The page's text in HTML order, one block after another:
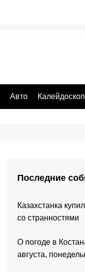
Авто Калейдоскоп
Последние
Казахстанка
со странностями
О погоде в
августа,